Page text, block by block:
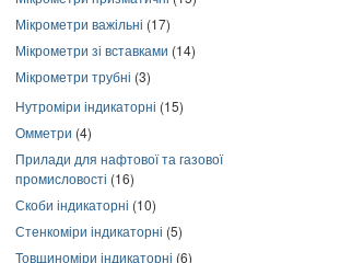
Мікрометри важільні (17)
Мікрометри зі вставками (14)
Мікрометри трубні (3)
Нутроміри індикаторні (15)
Омметри (4)
Прилади для нафтової та газової
промисловості (16)
Скоби індикаторні (10)
Стенкоміри індикаторні (5)
Товщиноміри індикаторні (6)